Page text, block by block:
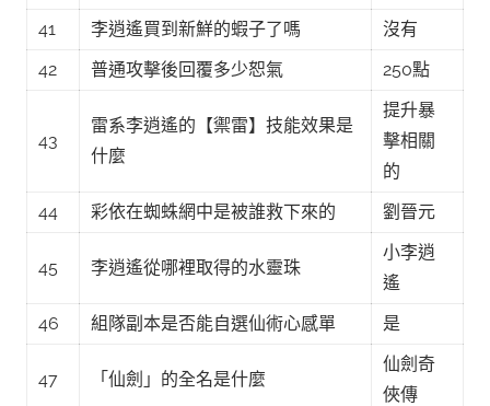
41
李逍遙買到新鮮的蝦子了嗎
沒有
42
普通攻擊後回覆多少恕氣 250點
43
雷系李逍遙的【禦雷】技能效果是
什麼
提升暴
擊相關
的
44
彩依在蜘蛛網中是被誰救下來的 劉晉元
45 李逍遙從哪裡取得的水靈珠
小李逍
遙
46
組隊副本是否能自選仙術心感單 是
47 「仙劍」的全名是什麼
仙劍奇
俠傳